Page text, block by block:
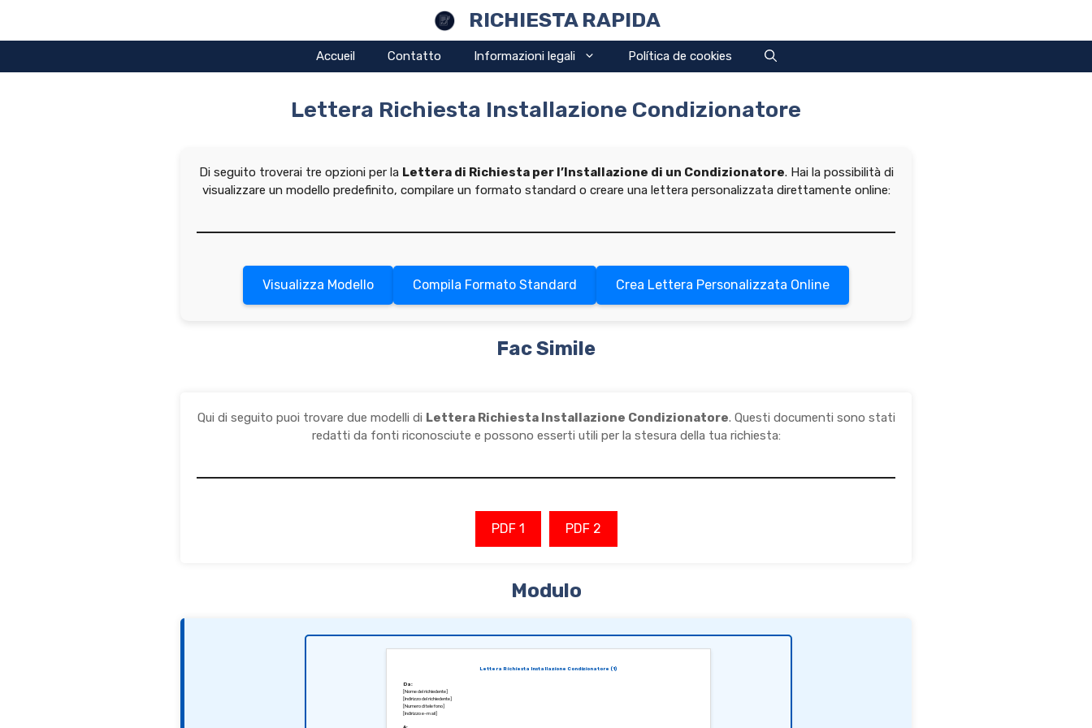
contenuto
RICHIESTA RAPIDA
Accueil Contatto Informazioni legali Política de cookies
Lettera Richiesta Installazione Condizionatore
Di seguito troverai tre opzioni per la Lettera di Richiesta per l’Installazione di un Condizionatore. Hai la possibilità di
visualizzare un modello predefinito, compilare un formato standard o creare una lettera personalizzata direttamente online:
Visualizza Modello Compila Formato Standard Crea Lettera Personalizzata Online
Fac Simile
Qui di seguito puoi trovare due modelli di Lettera Richiesta Installazione Condizionatore. Questi documenti sono stati
redatti da fonti riconosciute e possono esserti utili per la stesura della tua richiesta:
PDF 1 PDF 2
Modulo
Lettera Richiesta Installazione Condizionatore (1)
Da:
[Nome del richiedente]
[Indirizzo del richiedente]
[Numero di telefono]
[Indirizzo e-mail]